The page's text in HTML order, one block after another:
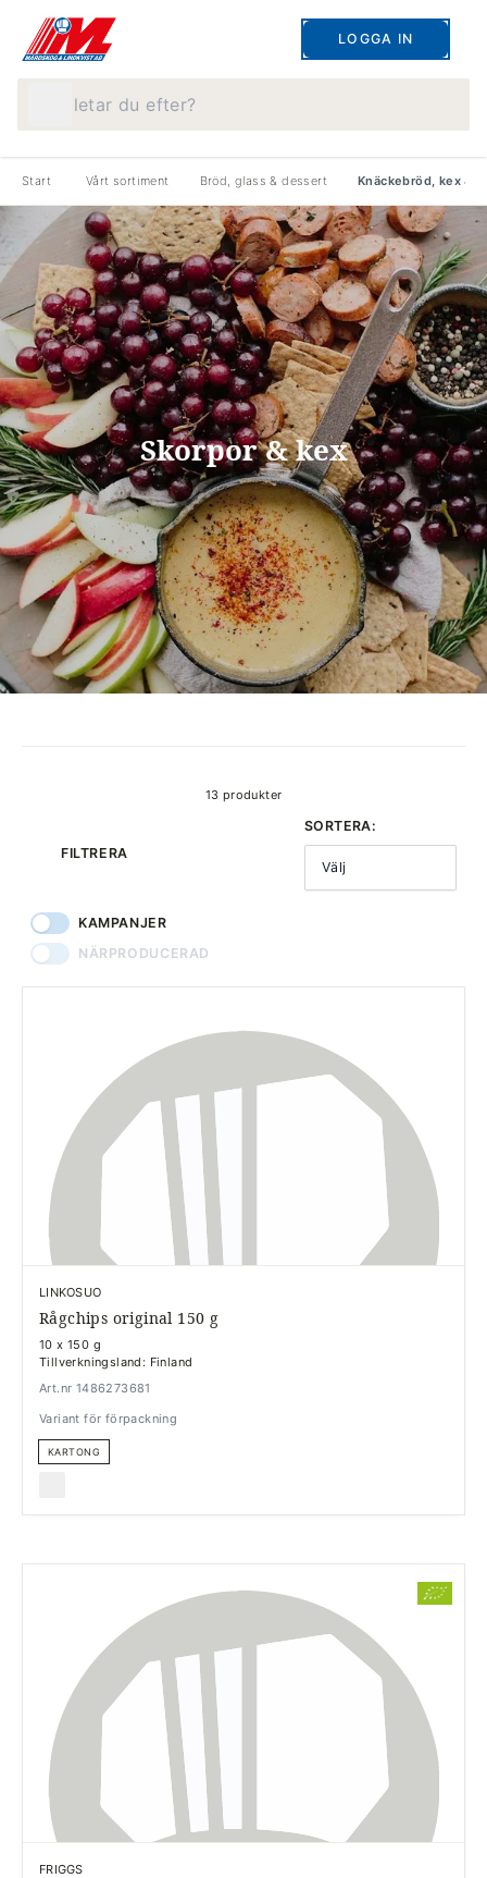
LOGGA IN
Start Vårt sortiment Bröd, glass & dessert Knäckebröd, kex &
Skorpor & kex
13 produkter
FILTRERA
SORTERA:
Välj
KAMPANJER
NÄRPRODUCERAD
LINKOSUO
Rågchips original 150 g
10 x 150 g
Tillverkningsland: Finland
Art.nr 1486273681
Variant för förpackning
KARTONG
FRIGGS